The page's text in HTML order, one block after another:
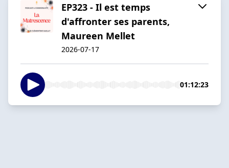
EP323 - Il est temps
d'affronter ses parents,
Maureen Mellet
2026-07-17
01:12:23